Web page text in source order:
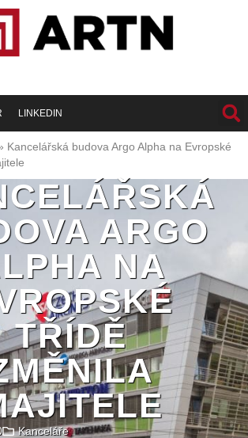
LINKEDIN
Kancelářská budova Argo Alpha na Evropské
ARGO
NA
TŘÍDĚ
Kanceláře